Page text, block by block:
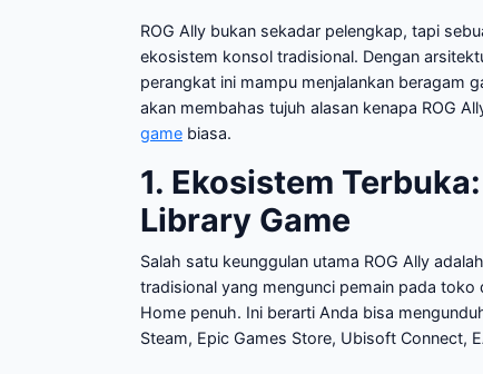
ROG Ally bukan sekadar pelengkap, tapi
ekosistem konsol tradisional. Dengan
perangkat ini mampu menjalankan beragam
akan membahas tujuh alasan kenapa ROG
game biasa.
1. Ekosistem
Library Game
Salah satu keunggulan utama ROG Ally
tradisional yang mengunci pemain pada toko
Home penuh. Ini berarti Anda bisa
Steam, Epic Games Store, Ubisoft Connect,